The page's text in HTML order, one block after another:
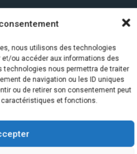
nous utilisons des technologies
ou accéder aux informations des
technologies nous permettra de traiter
de navigation ou les ID uniques
ou de retirer son consentement peut
et fonctions.